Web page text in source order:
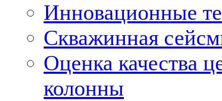
Инновационные
Скважинная
Оценка качества
колонны